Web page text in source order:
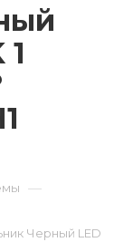
—
Черный LED